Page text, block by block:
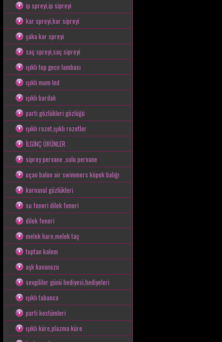
ip spreyi,ip sipreyi
kar spreyi,kar sipreyi
şaka kar spreyi
saç spreyi,saç sipreyi
ışıklı top gece lambası
ışıklı mum led
ışıklı bardak
parti gözlükleri gözlüğü
ışıklı rozet,ışıklı rozetler
İLGİNÇ ÜRÜNLER
siprey pervane ,sulu pervane
uçan balon air swimmers köpek balığı
karnaval gözlükleri
su feneri dilek feneri
dilek feneri
melek hare,melek taç
toptan kalem
aşk kavanozu
sevgililer günü hediyesi,hediyeleri
ışıklı tabanca
parti kostümleri
ışıklı küre,plazma küre